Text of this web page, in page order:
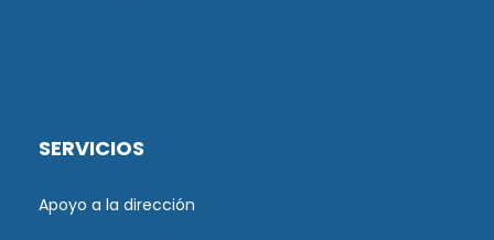
SERVICIOS
Apoyo a la dirección